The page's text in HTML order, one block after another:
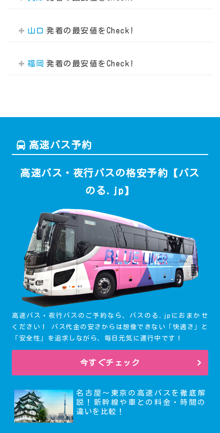
山口
福岡
高速バス予約
高速バス・夜行バスの格安予約【バス
のる.jp】
高速バス・夜行バスのご予約なら、バスのる.jpにおまかせ
ください！ バス代金の安さからは想像できない「快適さ」と
「安全性」を追求しながら、毎日元気に運行中です！
今すぐチェック
名古屋～東京の高速バスを徹底解
説！新幹線や車との料金・時間の
違いを比較！